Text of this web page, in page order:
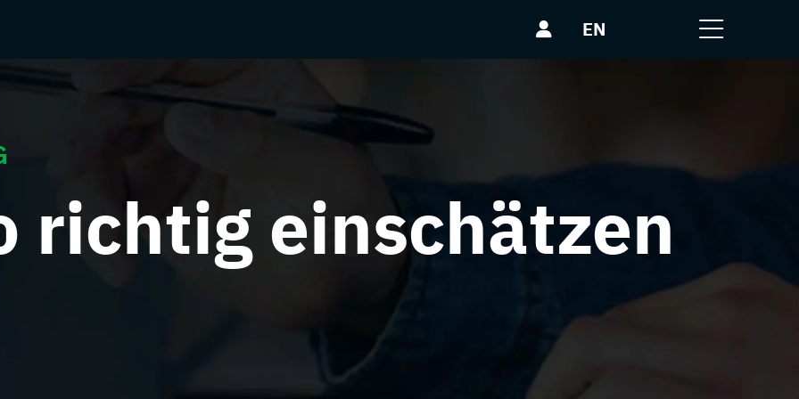
EN
richtig einschätzen